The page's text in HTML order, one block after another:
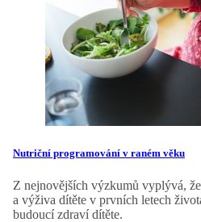
Nutriční programování v raném věku
Z nejnovějších výzkumů vyplývá,
a výživa dítěte v prvních letech
budoucí zdraví dítěte.